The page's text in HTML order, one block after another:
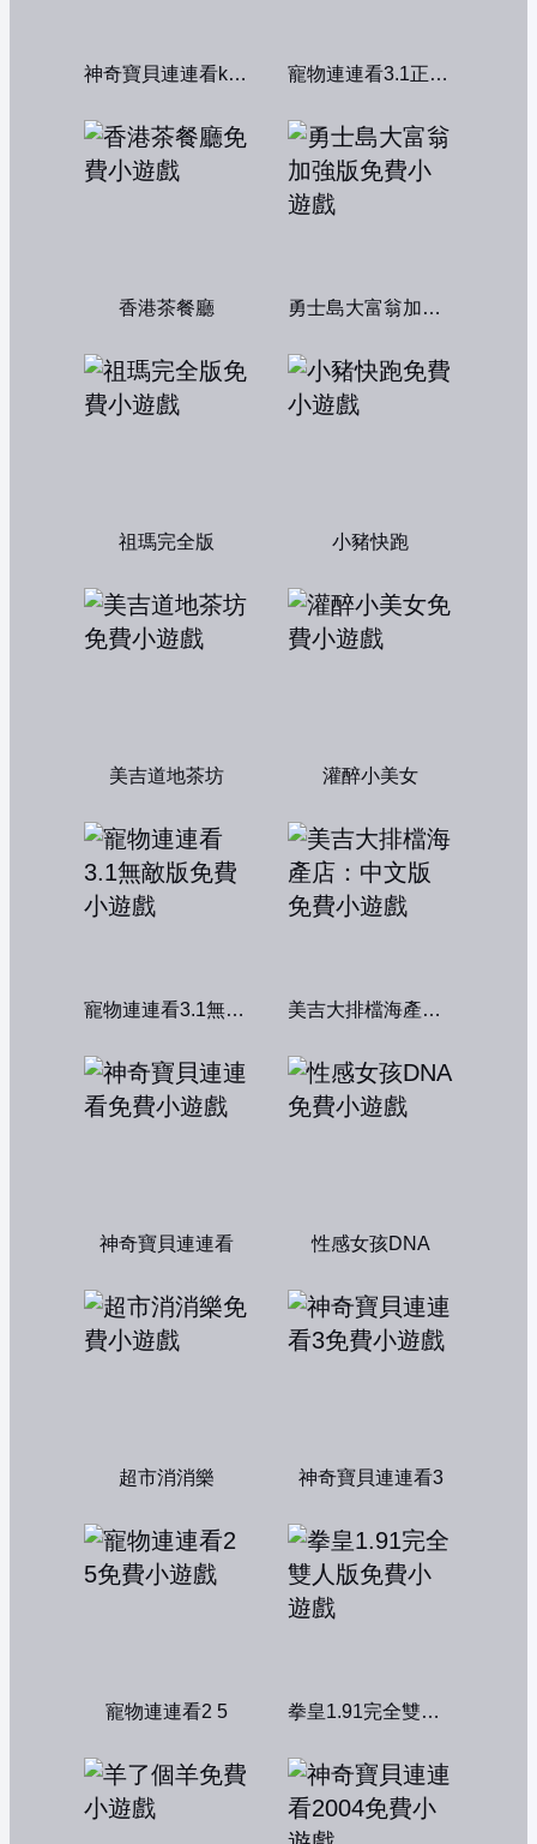
神奇寶貝連連看kawai版2004 寵物連連看3.1正式版
香港茶餐廳 勇士島大富翁加強版
祖瑪完全版 小豬快跑
美吉道地茶坊 灌醉小美女
寵物連連看3.1無敵版 美吉大排檔海產店：中文版
神奇寶貝連連看 性感女孩DNA
超市消消樂 神奇寶貝連連看3
寵物連連看2 5 拳皇1.91完全雙人版